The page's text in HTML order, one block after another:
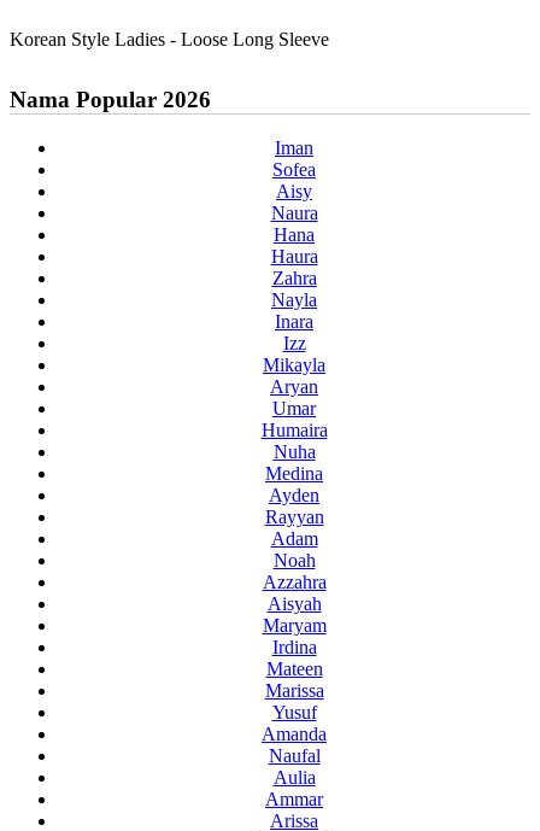
Korean Style Ladies - Loose Long Sleeve
Nama Popular 2026
Iman
Sofea
Aisy
Naura
Hana
Haura
Zahra
Nayla
Inara
Izz
Mikayla
Aryan
Umar
Humaira
Nuha
Medina
Ayden
Rayyan
Adam
Noah
Azzahra
Aisyah
Maryam
Irdina
Mateen
Marissa
Yusuf
Amanda
Naufal
Aulia
Ammar
Arissa